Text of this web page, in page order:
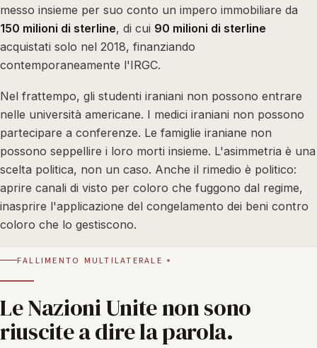
messo insieme per suo conto un impero immobiliare da
150 milioni di sterline, di cui 90 milioni di sterline
acquistati solo nel 2018, finanziando
contemporaneamente l'IRGC.
Nel frattempo, gli studenti iraniani non possono entrare
nelle università americane. I medici iraniani non possono
partecipare a conferenze. Le famiglie iraniane non
possono seppellire i loro morti insieme. L'asimmetria è una
scelta politica, non un caso. Anche il rimedio è politico:
aprire canali di visto per coloro che fuggono dal regime,
inasprire l'applicazione del congelamento dei beni contro
coloro che lo gestiscono.
FALLIMENTO MULTILATERALE
Le Nazioni Unite non sono
riuscite a dire la parola.